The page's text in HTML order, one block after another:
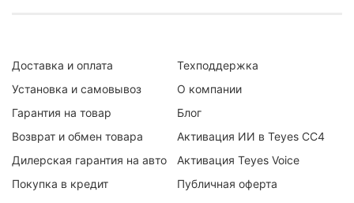
Доставка и оплата
Установка и самовывоз
Гарантия на товар
Возврат и обмен товара
Дилерская гарантия на авто
Покупка в кредит
Техподдержка
О компании
Блог
Активация ИИ в Teyes CC4
Активация Teyes Voice
Публичная оферта